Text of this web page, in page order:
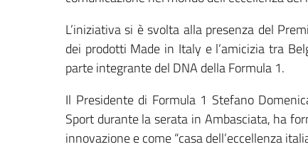
L’iniziativa si è svolta alla presenza del
dei prodotti Made in Italy e l’amicizia tra
parte integrante del DNA della Formula 1.
Il Presidente di Formula 1 Stefano
Sport durante la serata in Ambasciata, ha
innovazione e come “casa dell’eccellenza